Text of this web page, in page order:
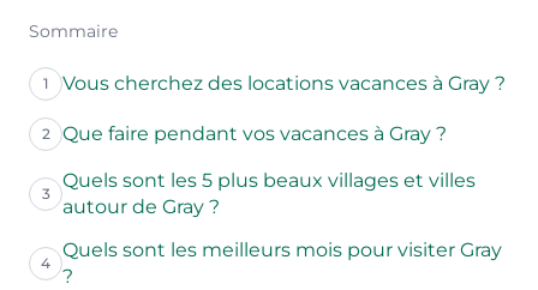
Sommaire
1 Vous cherchez des locations vacances à Gray ?
2 Que faire pendant vos vacances à Gray ?
3
Quels sont les 5 plus beaux villages et villes
autour de Gray ?
4
Quels sont les meilleurs mois pour visiter Gray
?